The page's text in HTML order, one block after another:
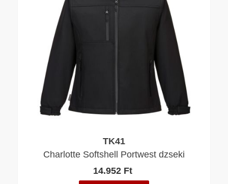
TK41
Charlotte Softshell Portwest dzseki
14.952 Ft